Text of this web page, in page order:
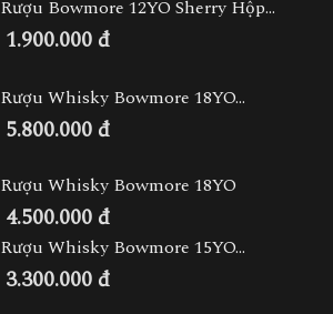
Rượu Bowmore 12YO Sherry Hộp...
1.900.000 đ
Rượu Whisky Bowmore 18YO...
5.800.000 đ
Rượu Whisky Bowmore 18YO
4.500.000 đ
Rượu Whisky Bowmore 15YO...
3.300.000 đ